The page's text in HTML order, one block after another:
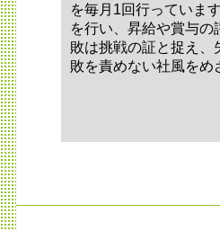
を毎月1回行っていま
を行い、昇給や賞与
敗は挑戦の証と捉え、
敗を責めない社風をめ